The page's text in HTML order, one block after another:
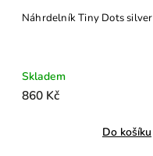
Náhrdelník Tiny Dots silver
Skladem
860 Kč
Do košíku